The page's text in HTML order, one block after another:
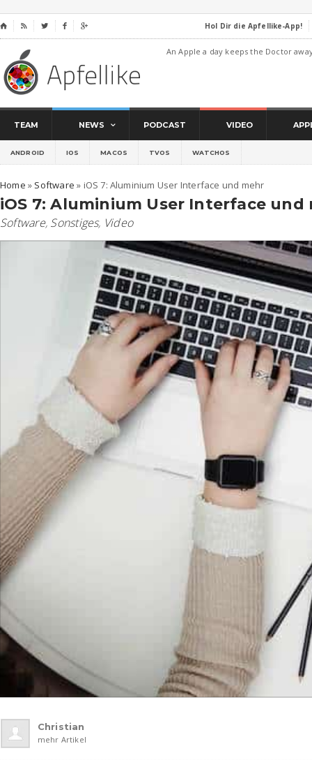
⌂     Hol Dir die Apfellike-App!
An Apple a day keeps the Doctor
TEAM NEWS PODCAST VIDEO
ANDROID IOS MACOS TVOS WATCHOS
Home » Software » iOS 7: Aluminium User Interface und mehr
iOS 7: Aluminium User Interface und
Software, Sonstiges, Video
Christian
mehr Artikel